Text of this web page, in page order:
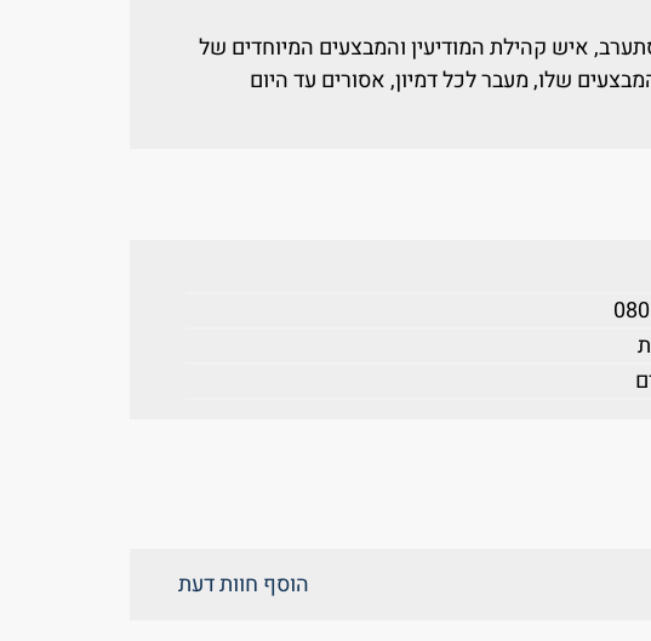
איש קהילת המודיעין והמבצעים המיוחדים של
שלו, מעבר לכל דמיון, אסורים עד היום
הוסף חוות דעת